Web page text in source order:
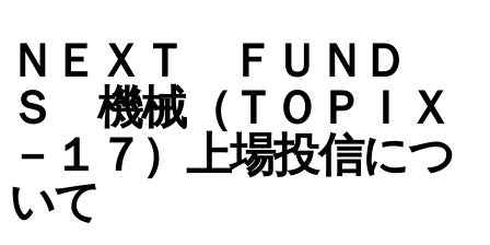
ＮＥＸＴ ＦＵＮＤ
Ｓ 機械（ＴＯＰＩＸ
－１７）上場投信につ
いて